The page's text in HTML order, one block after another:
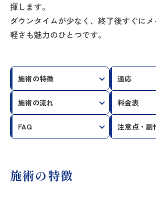
休診日：水曜・日曜祝日
※土曜日の診療時間は 9:00 - 13:00 までとなります。
※お待ちになっている患者様の数によっては早めに受付を終了す
揮します。
ダウンタイムが少なく、終了後すぐに
軽さも魅力のひとつです。
施術の特徴 適応
施術の流れ 料金表
FAQ 注意点・副
施術の特徴